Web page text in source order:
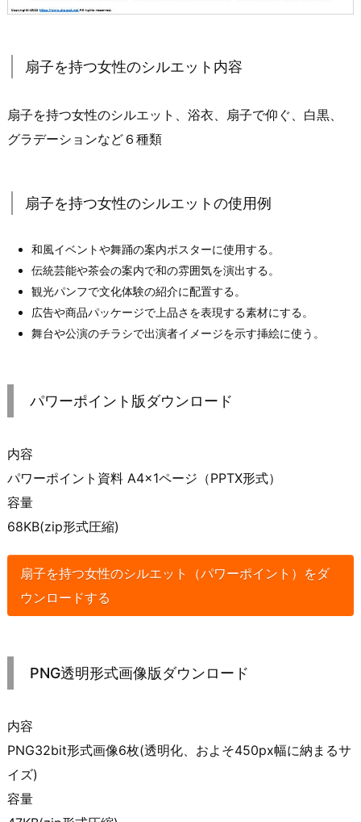
扇子を持つ女性のシルエット内容
扇子を持つ女性のシルエット、浴衣、扇子で仰ぐ、白黒、
グラデーションなど６種類
扇子を持つ女性のシルエットの使用例
和風イベントや舞踊の案内ポスターに使用する。
伝統芸能や茶会の案内で和の雰囲気を演出する。
観光パンフで文化体験の紹介に配置する。
広告や商品パッケージで上品さを表現する素材にする。
舞台や公演のチラシで出演者イメージを示す挿絵に使う。
パワーポイント版ダウンロード
内容
パワーポイント資料 A4×1ページ（PPTX形式）
容量
68KB(zip形式圧縮)
扇子を持つ女性のシルエット（パワーポイント）をダ
ウンロードする
PNG透明形式画像版ダウンロード
内容
PNG32bit形式画像6枚(透明化、およそ450px幅に納まるサ
イズ)
容量